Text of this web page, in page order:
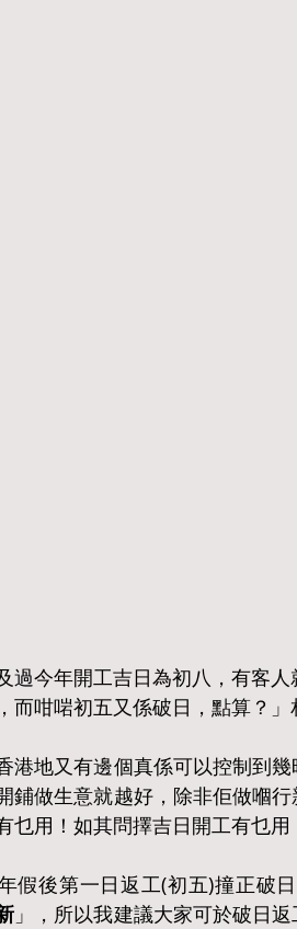
過今年開工吉日為初八，有客
而咁啱初五又係破日，點算？
港地又有邊個真係可以控制到
鋪做生意就越好，除非佢做嗰
乜用！如其問擇吉日開工有乜
假後第一日返工(初五)撞正破
」，所以我建議大家可於破日